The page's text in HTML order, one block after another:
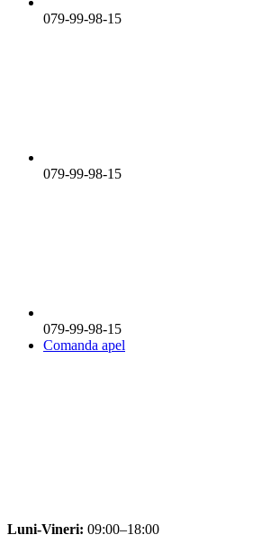
079-99-98-15
079-99-98-15
079-99-98-15
Comanda apel
Luni-Vineri: 09:00–18:00